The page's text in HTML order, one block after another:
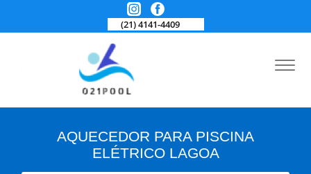
(21) 4141-4409
AQUECEDOR PARA PISCINA
ELÉTRICO LAGOA